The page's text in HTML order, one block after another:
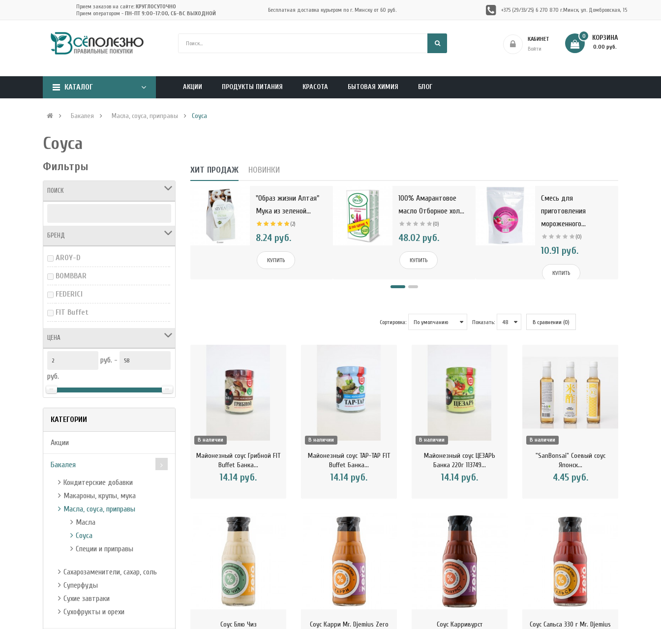
Прием заказов на сайте: КРУГЛОСУТОЧНО
Прием оператором - ПН-ПТ 9:00-17:00, СБ-ВС ВЫХОДНОЙ Бесплатная доставка курьером по г. Минску от 60 руб. +375 (29/33/25) 6 270 870 г.Минск, ул. Домбровская, 15
КОРЗИНА
0
- 0.00 руб.
КАБИНЕТ
Войти
КАТАЛОГ АКЦИИ ПРОДУКТЫ ПИТАНИЯ КРАСОТА БЫТОВАЯ ХИМИЯ БЛОГ
Бакалея Масла, соуса, приправы Соуса
Соуса
Фильтры
ПОИСК
БРЕНД
AROY-D
BOMBBAR
FEDERICI
FIT Buffet
MAE PLOY
MR. DJEMIUS ZERO
SANBONSAI
UFEELGOOD
ОРЕХОВЫЕ ИСТОРИИ
ЦЕНА
руб. -
руб.
КАТЕГОРИИ
Акции
Бакалея
Кондитерские добавки
Макароны, крупы, мука
Масла, соуса, приправы
Масла
Соуса
Специи и приправы
Сахарозаменители, сахар, соль
Суперфуды
Сухие завтраки
Сухофрукты и орехи
ХИТ ПРОДАЖ НОВИНКИ
"Образ жизни Алтая"
Мука из зеленой...
(2)
8.24 руб.
КУПИТЬ
100% Амарантовое
масло Отборное хол...
(0)
48.02 руб.
КУПИТЬ
Cмесь для
приготовления
мороженного...
(0)
10.91 руб.
КУПИТЬ
Сортировка: Показать: В сравнении (0)
В наличии
Майонезный соус Грибной FIT
Buffet Банка...
14.14 руб.
В наличии
Майонезный соус ТАР-ТАР FIT
Buffet Банка...
14.14 руб.
В наличии
Майонезный соус ЦЕЗАРЬ
Банка 220г 113749...
14.14 руб.
В наличии
"SanBonsai" Соевый соус
Японск...
4.45 руб.
Соус Блю Чиз
Соус Карри Mr. Djemius Zero
Соус Карривурст
Соус Сальса 330 г Mr. Djemius